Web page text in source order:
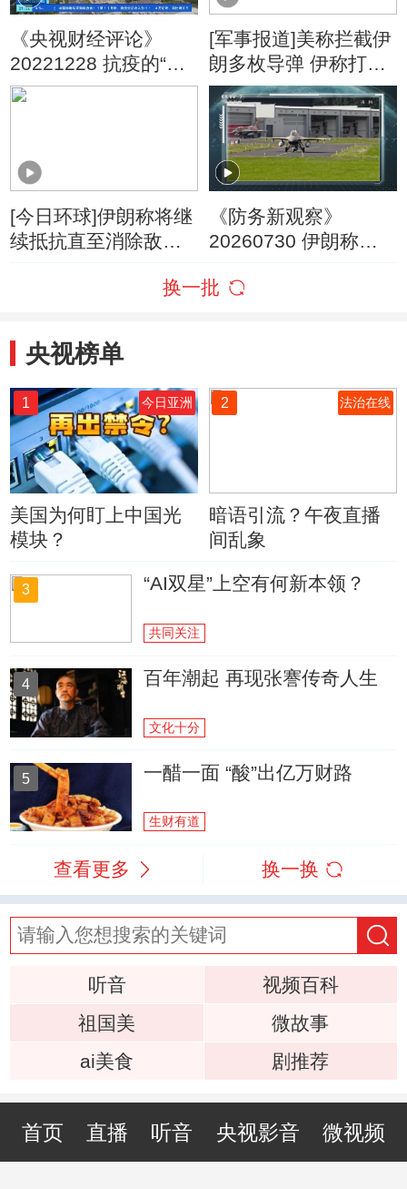
《央视财经评论》
20221228 抗疫的“大
账” 看得清说得明
[军事报道]美称拦截伊
朗多枚导弹 伊称打击
约旦的美军基地
[今日环球]伊朗称将继
续抵抗直至消除敌人
《防务新观察》
20260730 伊朗称打
泽连斯基：与伊朗“已
换一批
央视榜单
1 今日亚洲
美国为何盯上中国光
模块？
2 法治在线
暗语引流？午夜直播
间乱象
3 “AI双星”上空有何新本领？
共同关注
4 百年潮起 再现张謇传奇人生
文化十分
5 一醋一面 “酸”出亿万财路
生财有道
查看更多 换一换
听音
视频百科
祖国美
微故事
ai美食
剧推荐
首页 直播 听音 央视影音 微视频